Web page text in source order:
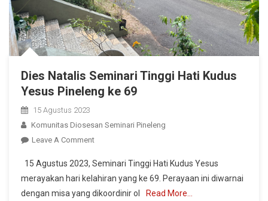
Dies Natalis Seminari Tinggi Hati Kudus
Yesus Pineleng ke 69
15 Agustus 2023
Komunitas Diosesan Seminari Pineleng
Leave A CommentOn
Natalis
Seminari
Tinggi
15 Agustus 2023, Seminari Tinggi Hati Kudus Yesus
merayakan hari kelahiran yang ke 69. Perayaan ini diwarnai
dengan misa yang dikoordinir ol
Read More…